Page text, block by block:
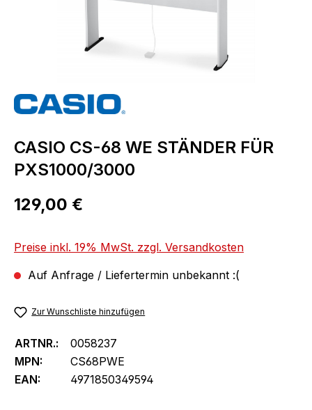
CASIO CS-68 WE STÄNDER FÜR
PXS1000/3000
Regulärer Preis:
129,00 €
Preise inkl. 19% MwSt. zzgl. Versandkosten
Auf Anfrage / Liefertermin unbekannt :(
Zur Wunschliste hinzufügen
ARTNR.:
0058237
MPN:
CS68PWE
EAN:
4971850349594